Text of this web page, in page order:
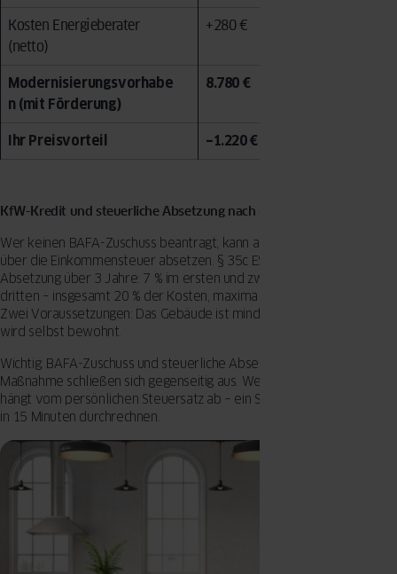
Kosten Energieberater
(netto)
+280 €
Modernisierungsvorhabe
n (mit Förderung)
8.780 €
Ihr Preisvorteil −1.220 € (−12,2 %)
KfW-Kredit und steuerliche Absetzung nach § 35c EStG
Wer keinen BAFA-Zuschuss beantragt, kann alternativ die Kosten
über die Einkommensteuer absetzen. § 35c EStG erlaubt die
Absetzung über 3 Jahre: 7 % im ersten und zweiten Jahr, 6 % im
dritten – insgesamt 20 % der Kosten, maximal 40.000 € pro Objekt.
Zwei Voraussetzungen: Das Gebäude ist mindestens 10 Jahre alt und
wird selbst bewohnt.
Wichtig: BAFA-Zuschuss und steuerliche Absetzung für dieselbe
Maßnahme schließen sich gegenseitig aus. Welcher Weg günstiger ist,
hängt vom persönlichen Steuersatz ab – ein Steuerberater kann das
in 15 Minuten durchrechnen.